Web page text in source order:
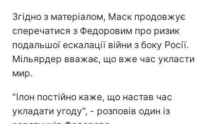
Згідно з матеріалом, Маск продовжує
сперечатися з Федоровим про ризик
подальшої ескалації війни з боку Росії.
Мільярдер вважає, що вже час укласти
мир.
"Ілон постійно каже, що настав час
укладати угоду", - розповів один із